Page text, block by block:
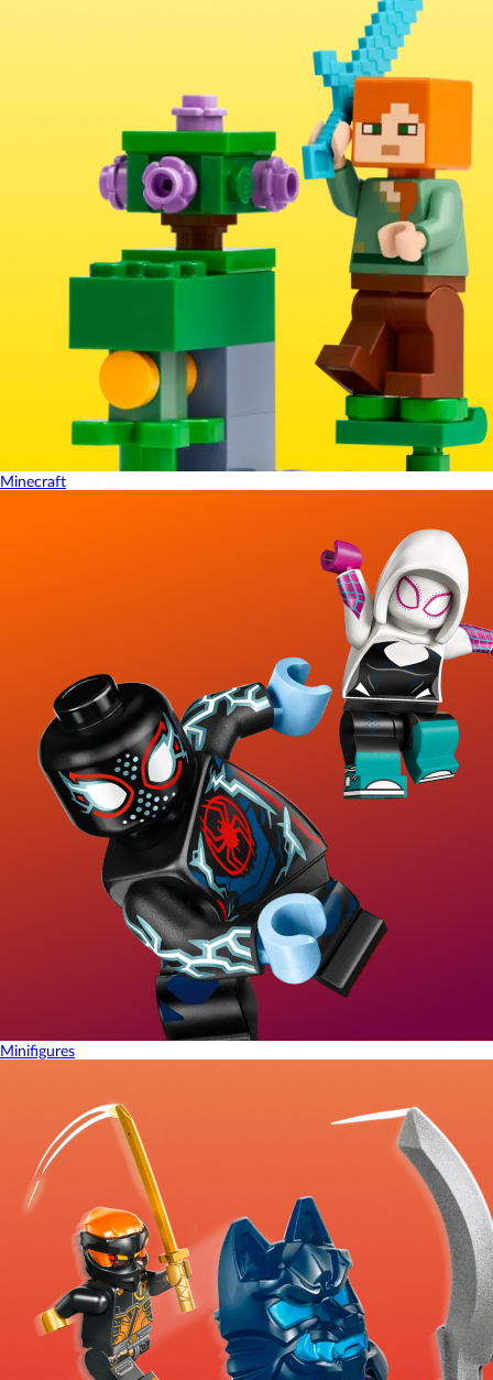
Minecraft
Minifigures